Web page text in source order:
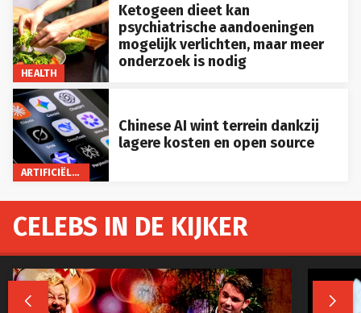
HEALTH
Ketogeen dieet kan
psychiatrische aandoeningen
mogelijk verlichten, maar meer
onderzoek is nodig
ARTIFICIËLE INTELLIGENTIE
Chinese AI wint terrein dankzij
lagere kosten en open source
CELEBS IN DE KIJKER
 